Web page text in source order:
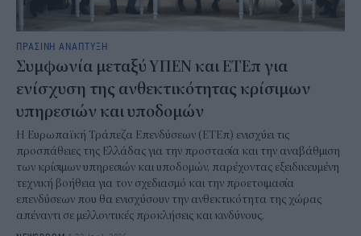
ΠΡΑΣΙΝΗ ΑΝΑΠΤΥΞΗ
Συμφωνία μεταξύ ΥΠΕΝ και ΕΤΕπ για
ενίσχυση της ανθεκτικότητας κρίσιμων
υπηρεσιών και υποδομών
Η Ευρωπαϊκή Τράπεζα Επενδύσεων (ΕΤΕπ) ενισχύει τις
προσπάθειες της Ελλάδας για την προστασία και την αναβάθμιση
των κρίσιμων υπηρεσιών και υποδομών, παρέχοντας εξειδικευμένη
τεχνική βοήθεια για τον σχεδιασμό και την προετοιμασία
επενδύσεων που θα ενισχύσουν την ανθεκτικότητα της χώρας
απέναντι σε μελλοντικές προκλήσεις και κινδύνους.